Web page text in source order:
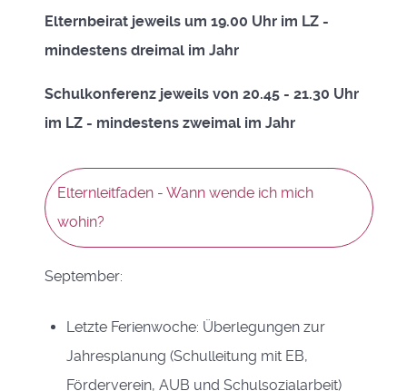
Elternbeirat jeweils um 19.00 Uhr im LZ -
mindestens dreimal im Jahr
Schulkonferenz jeweils von 20.45 - 21.30 Uhr
im LZ - mindestens zweimal im Jahr
Elternleitfaden - Wann wende ich mich
wohin?
September:
Letzte Ferienwoche: Überlegungen zur
Jahresplanung (Schulleitung mit EB,
Förderverein, AUB und Schulsozialarbeit)